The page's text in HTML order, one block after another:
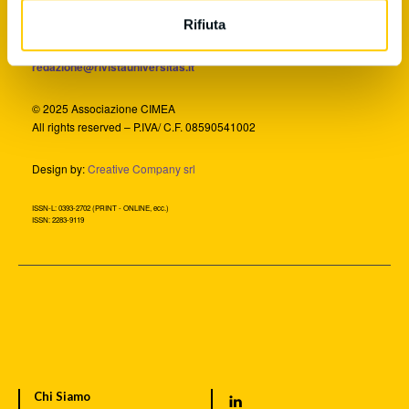
Rifiuta
Viale XXI Aprile, 36 - 00162 Roma
redazione@rivistauniversitas.it
© 2025 Associazione CIMEA
All rights reserved – P.IVA/ C.F. 08590541002
Design by:Creative Company srl
ISSN-L: 0393-2702 (PRINT - ONLINE, ecc.)
ISSN: 2283-9119
Chi Siamo